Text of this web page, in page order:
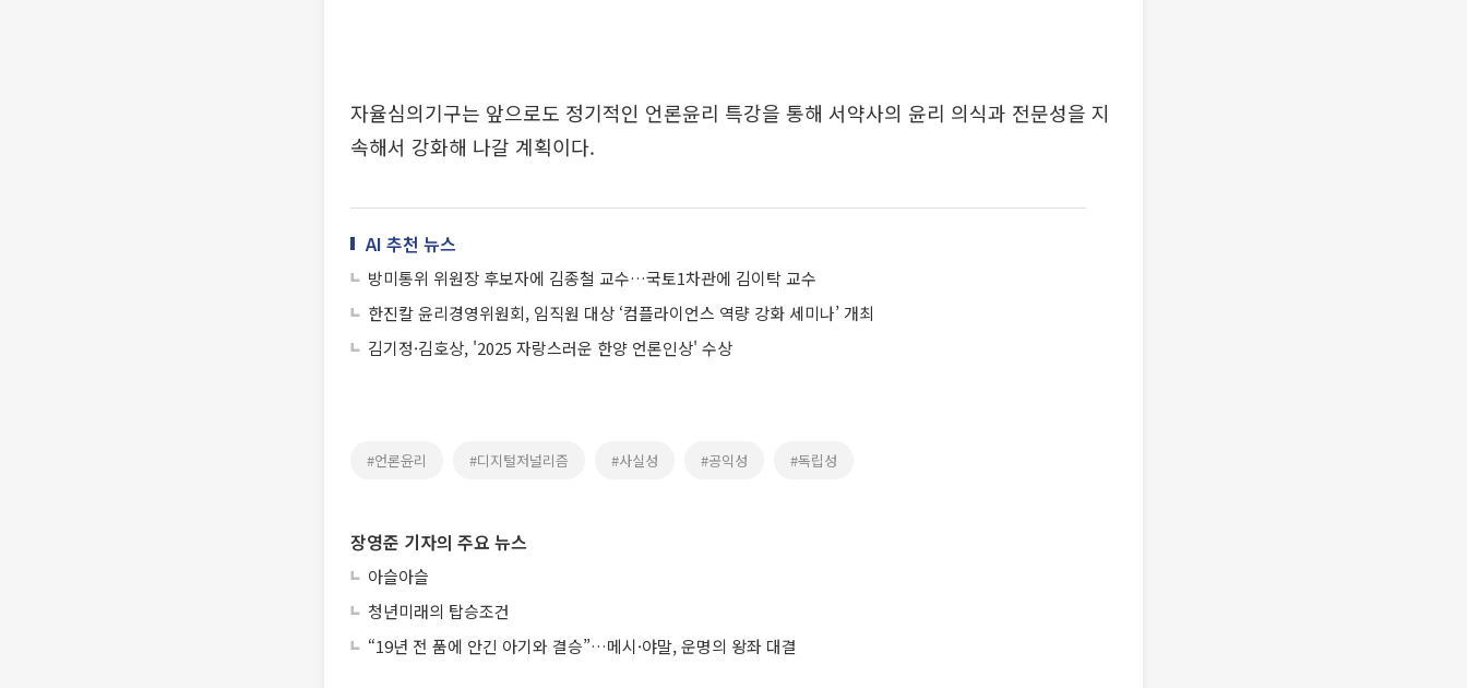
자율심의기구는 앞으로도 정기적인 언론윤리 특강을 통해 서약사의 윤리 의식과 전문성을 지
속해서 강화해 나갈 계획이다.
AI 추천 뉴스
방미통위 위원장 후보자에 김종철 교수…국토1차관에 김이탁 교수
한진칼 윤리경영위원회, 임직원 대상 ‘컴플라이언스 역량 강화 세미나’ 개최
김기정·김호상, '2025 자랑스러운 한양 언론인상' 수상
#언론윤리 #디지털저널리즘 #사실성 #공익성 #독립성
장영준 기자의 주요 뉴스
아슬아슬
청년미래의 탑승조건
“19년 전 품에 안긴 아기와 결승”…메시·야말, 운명의 왕좌 대결